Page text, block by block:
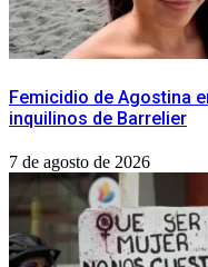
Femicidio de Agostina
inquilinos de Barrelier
7 de agosto de 2026